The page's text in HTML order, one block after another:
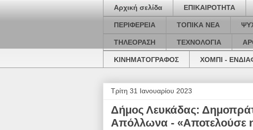
Αρχική σελίδα ΕΠΙΚΑΙΡΟΤΗΤΑ
ΠΕΡΙΦΕΡΕΙΑ ΤΟΠΙΚΑ ΝΕΑ
ΤΗΛΕΟΡΑΣΗ ΤΕΧΝΟΛΟΓΙΑ
ΚΙΝΗΜΑΤΟΓΡΑΦΟΣ ΧΟΜΠΙ -
Τρίτη 31 Ιανουαρίου 2023
Δήμος Λευκάδας:
Απόλλωνα - «Αποτελούσε